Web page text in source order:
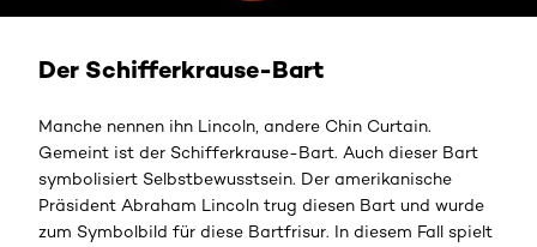
Der Schifferkrause-Bart
Manche nennen ihn Lincoln, andere Chin Curtain.
Gemeint ist der Schifferkrause-Bart. Auch dieser Bart
symbolisiert Selbstbewusstsein. Der amerikanische
Präsident Abraham Lincoln trug diesen Bart und wurde
zum Symbolbild für diese Bartfrisur. In diesem Fall spielt